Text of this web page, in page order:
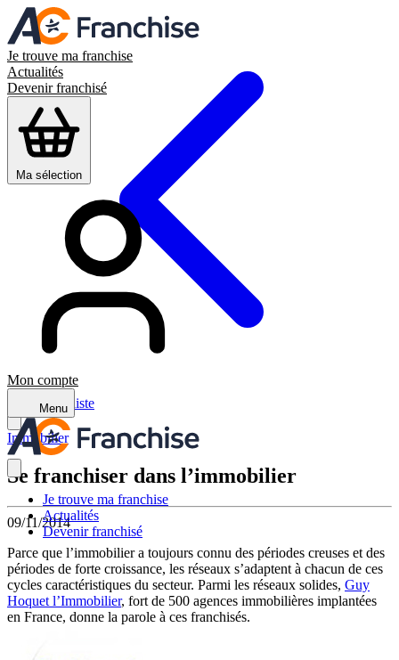
Je trouve ma franchise
Actualités
Devenir franchisé
Ma sélection
Mon compte
Menu
Je trouve ma franchise
Actualités
Devenir franchisé
Retour à la liste
Immobilier
Se franchiser dans l’immobilier
09/11/2014
Parce que l’immobilier a toujours connu des périodes creuses et des
périodes de forte croissance, les réseaux s’adaptent à chacun de ces
cycles caractéristiques du secteur. Parmi les réseaux solides, Guy
Hoquet l’Immobilier, fort de 500 agences immobilières implantées
en France, donne la parole à ces franchisés.